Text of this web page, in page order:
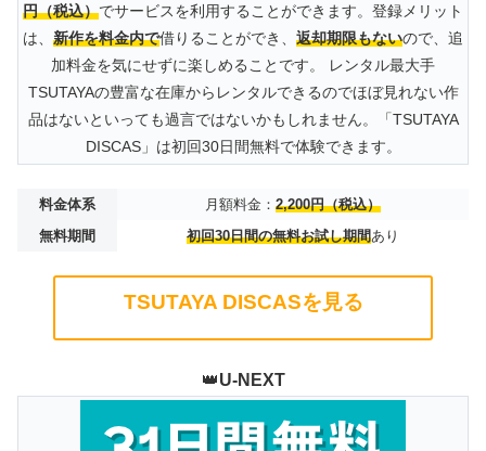
円（税込）でサービスを利用することができます。登録メリット
は、 新作を料金内で借りることができ、 返却期限もないので、追
加料金を気にせずに楽しめることです。 レンタル最大手
TSUTAYAの豊富な在庫からレンタルできるのでほぼ見れない作
品はないといっても過言ではないかもしれません。「TSUTAYA
DISCAS」は初回30日間無料で体験できます。
料金体系 月額料金： 2,200円（税込）
無料期間
初回30日間の無料お試し期間あり
TSUTAYA DISCASを見る
👑U-NEXT